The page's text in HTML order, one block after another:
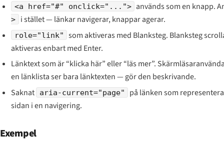
<a href="#" onclick="..."> används som en knapp.
> i stället — länkar navigerar, knappar agerar.
role="link"
som aktiveras med Blanksteg. Blanksteg
aktiveras enbart med Enter.
Länktext som är “klicka här” eller “läs mer”.
en länklista ser bara länktexten — gör den beskrivande.
Saknat
aria-current="page"
på länken som
sidan i en navigering.
Exempel